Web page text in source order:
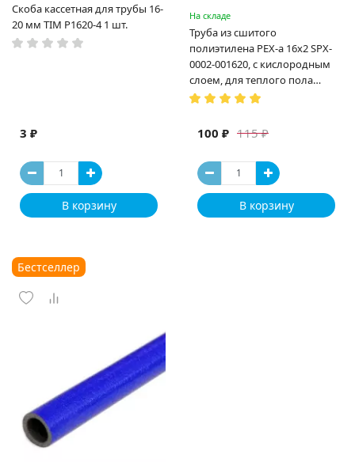
Скоба кассетная для трубы 16-
20 мм TIM P1620-4 1 шт.
3 ₽
В корзину
На складе
Труба из сшитого
полиэтилена PEX-a 16х2 SPX-
0002-001620, с кислородным
слоем, для теплого пола
(Испания)
115 ₽
100 ₽
В корзину
Бестселлер